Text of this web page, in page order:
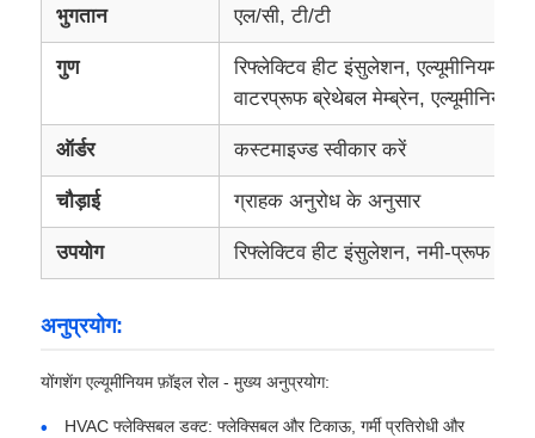
मामले
उद्धरण मांगें
एल्यूमीनियम पन्नी रोल
एल्युमिनियम सर्किल
भुगतान एल/सी, टी/टी
गुण
रिफ्लेक्टिव हीट इंसुलेशन, एल्यूमीनियम
वाटरप्रूफ ब्रेथेबल मेम्ब्रेन, एल्यूमीनियम
ऑर्डर कस्टमाइज्ड स्वीकार करें
चौड़ाई ग्राहक अनुरोध के अनुसार
उपयोग रिफ्लेक्टिव हीट इंसुलेशन, नमी-प्रूफ और
अनुप्रयोग:
योंगशेंग एल्यूमीनियम फ़ॉइल रोल - मुख्य अनुप्रयोग:
HVAC फ्लेक्सिबल डक्ट: फ्लेक्सिबल और टिकाऊ, गर्मी प्रतिरोधी और